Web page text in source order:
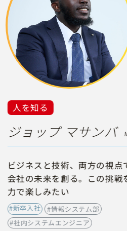
人を知る
ジョップ マサンバ
ビジネスと技術、両方の視点
会社の未来を創る。この挑戦
力で楽しみたい
#新卒入社
#情報システム部
#社内システムエンジニア